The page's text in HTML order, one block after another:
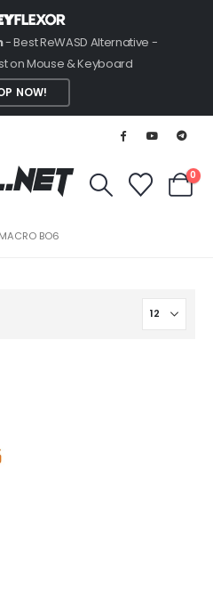
- Best ReWASD Alternative -
on Mouse & Keyboard
NOW!
0
MACRO BO6